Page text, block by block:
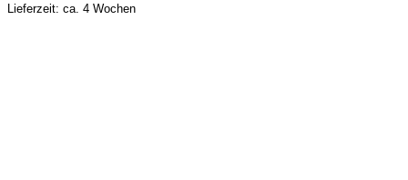
Lieferzeit: ca. 4 Wochen